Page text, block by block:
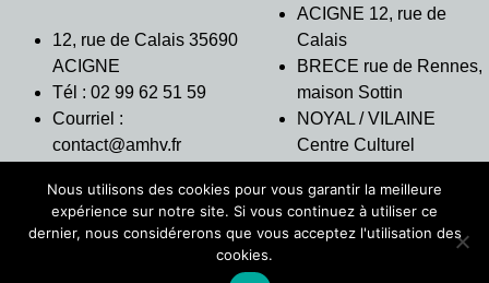
12, rue de Calais 35690
ACIGNE
Tél : 02 99 62 51 59
Courriel :
contact@amhv.fr
ACIGNE 12, rue de
Calais
BRECE rue de Rennes,
maison Sottin
NOYAL / VILAINE
Centre Culturel
THORIGNE
FOUILLARD 7 rue des
Nous utilisons des cookies pour vous garantir la meilleure
expérience sur notre site. Si vous continuez à utiliser ce
dernier, nous considérerons que vous acceptez l'utilisation des
cookies.